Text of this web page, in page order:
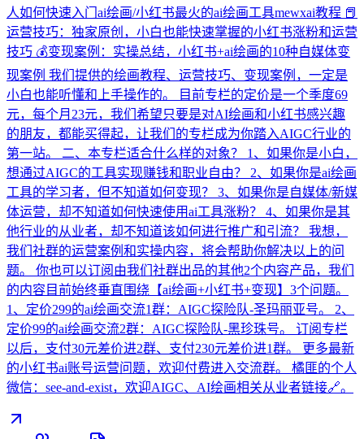
人如何快速入门ai绘画/小红书最火的ai绘画工具mewxai教程 📕
运营技巧：独家原创，小白也能快速掌握的小红书涨粉和运营
技巧 💰变现案例：实操总结，小红书+ai绘画的10种自媒体变
现案例 我们提供的绘画教程、运营技巧、变现案例，一定是
小白也能听懂和上手操作的。 目前专栏的定价是一个季度69
元，每个月23元，我们希望只要是对AI绘画和小红书感兴趣
的朋友，都能买得起，让我们的专栏成为你踏入AIGC行业的
第一站。 二、本专栏适合什么样的对象？ 1、如果你是小白，
想通过AIGC的工具实现赚钱和职业自由？ 2、如果你是ai绘画
工具的学习者，但不知道如何变现？ 3、如果你是自媒体/新媒
体运营，却不知道如何快速使用ai工具涨粉？ 4、如果你是其
他行业的从业者，却不知道该如何进行推广和引流？ 我想，
我们社群的运营案例和实操内容，将会帮助你解决以上的问
题。 你也可以订阅由我们社群出品的其他2个内容产品，我们
的内容目前始终垂直围绕【ai绘画+小红书+变现】3个问题。
1、定价299的ai绘画交流1群：AIGC探险队-圣玛丽亚号。 2、
定价99的ai绘画交流2群：AIGC探险队-黑珍珠号。 订阅专栏
以后，支付30元差价进2群、支付230元差价进1群。 更多最新
的小红书ai账号运营问题，欢迎付费进入交流群。 橘匪的个人
微信：see-and-exist，欢迎AIGC、AI绘画相关从业者链接🔗。